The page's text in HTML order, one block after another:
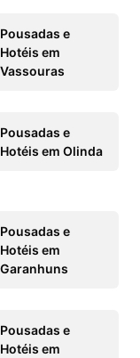
Pousadas e
Hotéis em
Vassouras
Pousadas e
Hotéis em Olinda
Pousadas e
Hotéis em
Garanhuns
Pousadas e
Hotéis em